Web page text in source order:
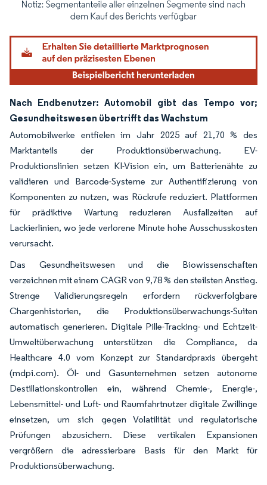
Bild © Mordor Intelligence. Wiederverwendung erfordert Namensnennung
Nach Endbenutzer: Automobil gibt das Tempo vor;
Gesundheitswesen übertrifft das Wachstum
Automobilwerke entfielen im Jahr 2025 auf 21,70 % des
Marktanteils der Produktionsüberwachung. EV-
Produktionslinien setzen KI-Vision ein, um Batterienähte zu
validieren und Barcode-Systeme zur Authentifizierung von
Komponenten zu nutzen, was Rückrufe reduziert. Plattformen
für prädiktive Wartung reduzieren Ausfallzeiten auf
Lackierlinien, wo jede verlorene Minute hohe Ausschusskosten
verursacht.
Das Gesundheitswesen und die Biowissenschaften
verzeichnen mit einem CAGR von 9,78 % den steilsten Anstieg.
Strenge Validierungsregeln erfordern rückverfolgbare
Chargenhistorien, die Produktionsüberwachungs-Suiten
automatisch generieren. Digitale Pille-Tracking- und Echtzeit-
Umweltüberwachung unterstützen die Compliance, da
Healthcare 4.0 vom Konzept zur Standardpraxis übergeht
(mdpi.com). Öl- und Gasunternehmen setzen autonome
Destillationskontrollen ein, während Chemie-, Energie-,
Lebensmittel- und Luft- und Raumfahrtnutzer digitale Zwillinge
einsetzen, um sich gegen Volatilität und regulatorische
Prüfungen abzusichern. Diese vertikalen Expansionen
vergrößern die adressierbare Basis für den Markt für
Produktionsüberwachung.